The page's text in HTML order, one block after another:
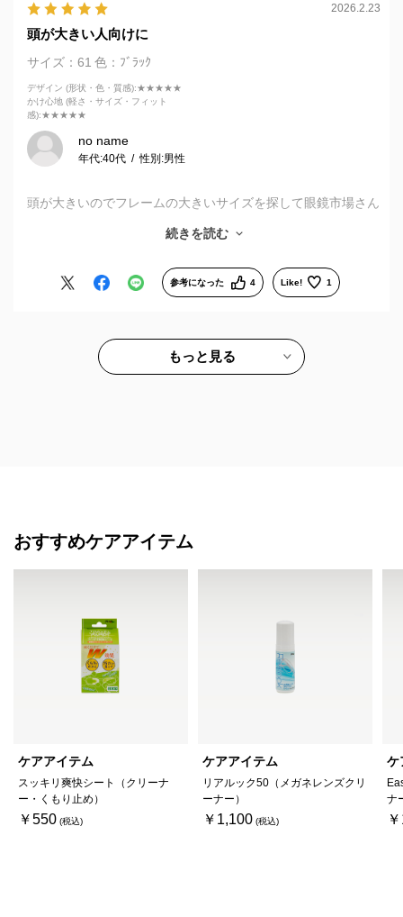
2026.2.23
頭が大きい人向けに
サイズ：61 色：ﾌﾞﾗｯｸ
デザイン (形状・色・質感):★★★★★
かけ心地 (軽さ・サイズ・フィット
感):★★★★★
no name
年代:40代 性別:男性
頭が大きいのでフレームの大きいサイズを探して眼鏡市場さん
一択でした。デザインもシンプルでサイズ感もバッチリでし
店舗では在庫で置いてなくネットで注文させて頂きました。初
めて調光レンズ（アクティブサン）で作りましたが大満足で
続きを読む
参考になった 4 Like! 1
もっと見る
おすすめケアアイテム
ケアアイテム
スッキリ爽快シート（クリーナ
ー・くもり止め）
￥550
ケアアイテム
リアルック50（メガネレンズクリ
ーナー）
￥1,100
ケ
ナ